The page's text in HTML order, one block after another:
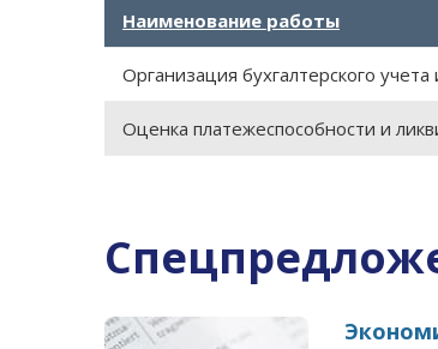
Наименование работы
Организация бухгалтерского
Оценка платежеспособности и